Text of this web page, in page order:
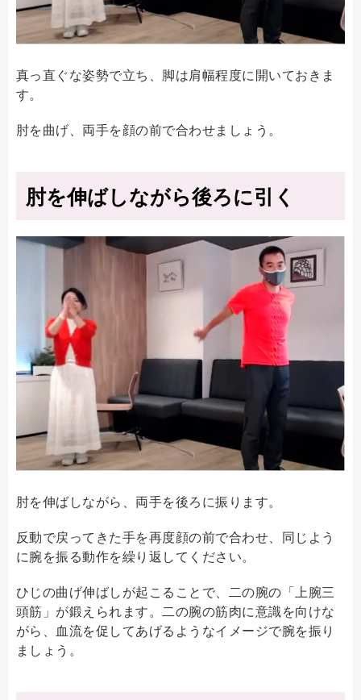
真っ直ぐな姿勢で立ち、脚は肩幅程度に開いておきま
す。
肘を曲げ、両手を顔の前で合わせましょう。
肘を伸ばしながら後ろに引く
肘を伸ばしながら、両手を後ろに振ります。
反動で戻ってきた手を再度顔の前で合わせ、同じよう
に腕を振る動作を繰り返してください。
ひじの曲げ伸ばしが起こることで、二の腕の「上腕三
頭筋」が鍛えられます。二の腕の筋肉に意識を向けな
がら、血流を促してあげるようなイメージで腕を振り
ましょう。